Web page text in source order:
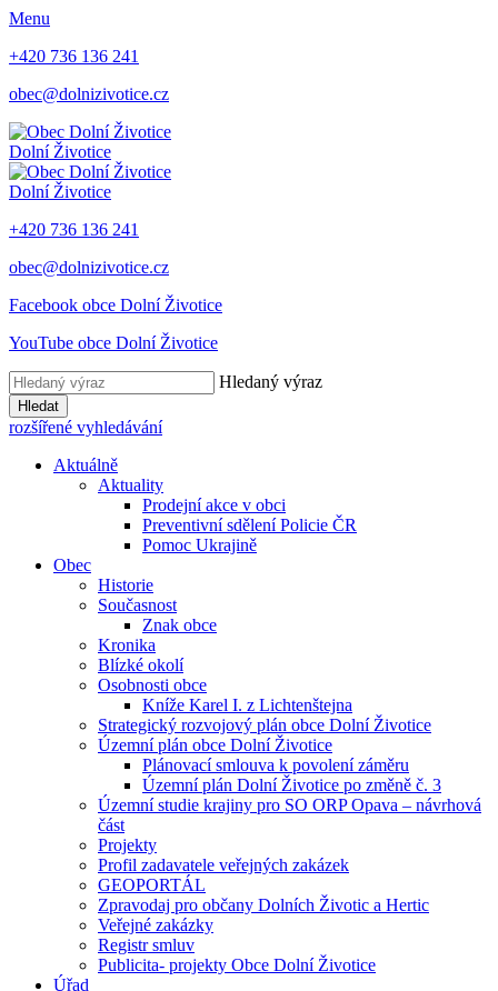
Menu
+420 736 136 241
obec@dolnizivotice.cz
Dolní Životice
Dolní Životice
+420 736 136 241
obec@dolnizivotice.cz
Facebook obce Dolní Životice
YouTube obce Dolní Životice
Hledaný výraz
Hledat
rozšířené vyhledávání
Aktuálně
Aktuality
Prodejní akce v obci
Preventivní sdělení Policie ČR
Pomoc Ukrajině
Obec
Historie
Současnost
Znak obce
Kronika
Blízké okolí
Osobnosti obce
Kníže Karel I. z Lichtenštejna
Strategický rozvojový plán obce Dolní Životice
Územní plán obce Dolní Životice
Plánovací smlouva k povolení záměru
Územní plán Dolní Životice po změně č. 3
Územní studie krajiny pro SO ORP Opava – návrhová
část
Projekty
Profil zadavatele veřejných zakázek
GEOPORTÁL
Zpravodaj pro občany Dolních Životic a Hertic
Veřejné zakázky
Registr smluv
Publicita- projekty Obce Dolní Životice
Úřad